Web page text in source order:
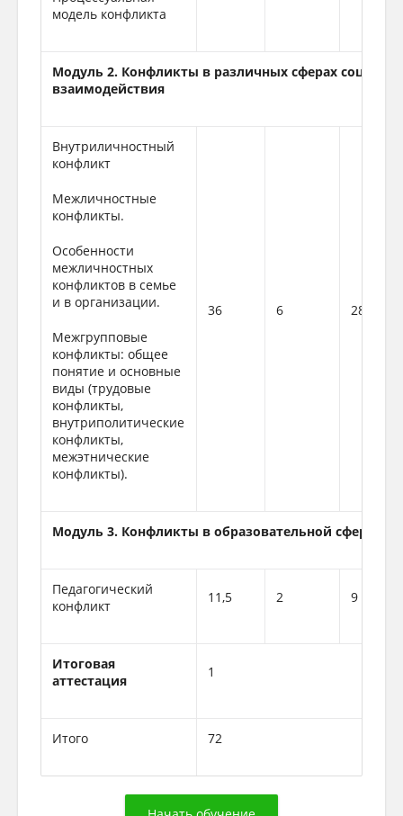
модель конфликта
Модуль 2. Конфликты в различных сферах
взаимодействия
Внутриличностный
конфликт
Межличностные
конфликты.
Особенности
межличностных
конфликтов в семье
и в организации.
Межгрупповые
конфликты: общее
понятие и основные
виды (трудовые
конфликты,
внутриполитические
конфликты,
межэтнические
конфликты).
36 6 28
Модуль 3. Конфликты в образовательной сфере
Педагогический
конфликт
11,5 2 9
Итоговая
аттестация
1
Итого 72